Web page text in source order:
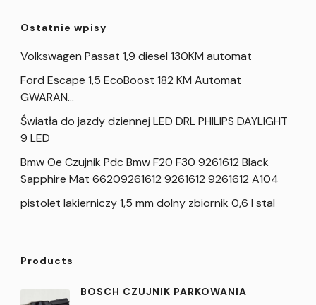
Ostatnie wpisy
Volkswagen Passat 1,9 diesel 130KM automat
Ford Escape 1,5 EcoBoost 182 KM Automat
GWARAN…
Światła do jazdy dziennej LED DRL PHILIPS DAYLIGHT
9 LED
Bmw Oe Czujnik Pdc Bmw F20 F30 9261612 Black
Sapphire Mat 66209261612 9261612 9261612 A104
pistolet lakierniczy 1,5 mm dolny zbiornik 0,6 l stal
Products
BOSCH CZUJNIK PARKOWANIA